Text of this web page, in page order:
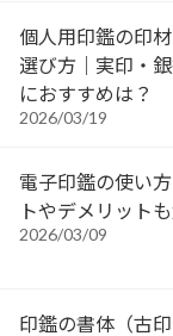
個人用印鑑の印
選び方｜実印・
におすすめは？
2026/03/19
電子印鑑の使い
トやデメリット
2026/03/09
印鑑の書体（古